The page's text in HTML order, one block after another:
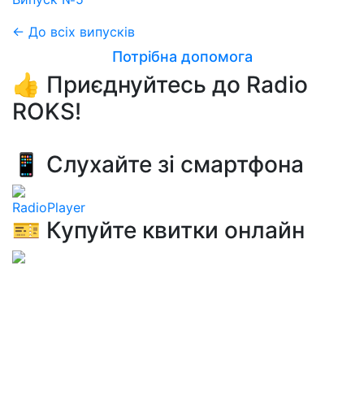
← До всіх випусків
Потрібна допомога
👍 Приєднуйтесь до Radio
ROKS!
📱 Слухайте зі смартфона
RadioPlayer
🎫 Купуйте квитки онлайн